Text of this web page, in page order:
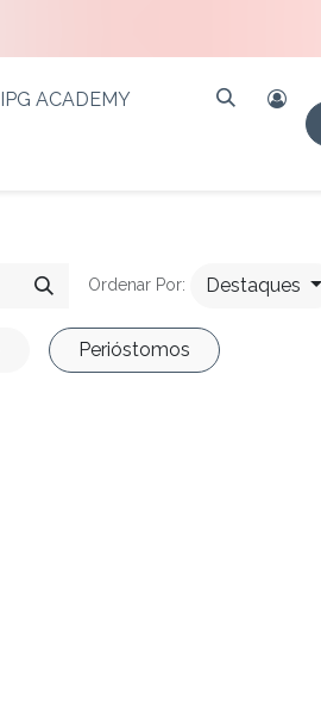
IPG ACADEMY
Ordenar Por: Destaques
Perióstomos